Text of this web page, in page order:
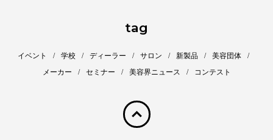
tag
イベント 学校 ディーラー サロン 新製品
美容団体
メーカー
セミナー 美容界ニュース コンテスト
pagetop